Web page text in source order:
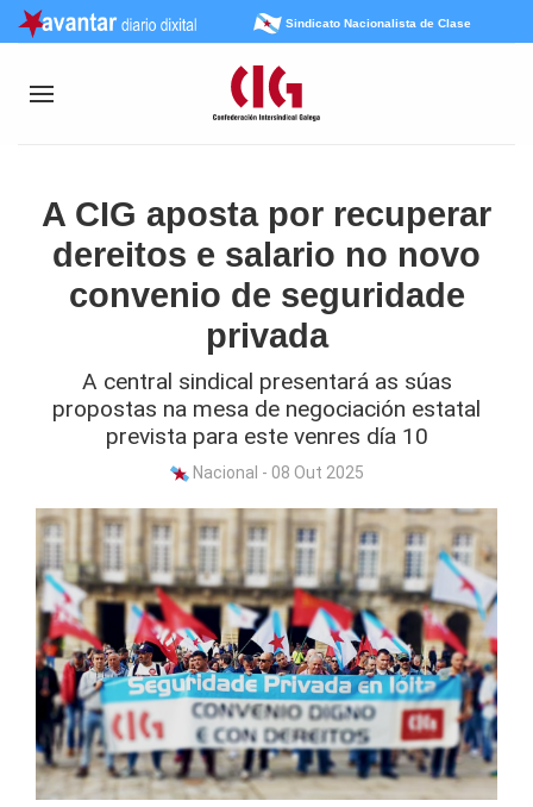
Sindicato Nacionalista de Clase
A CIG aposta por recuperar
dereitos e salario no novo
convenio de seguridade
privada
A central sindical presentará as súas
propostas na mesa de negociación estatal
prevista para este venres día 10
Nacional - 08 Out 2025